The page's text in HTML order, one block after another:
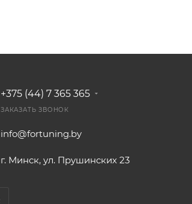
+375 (44) 7 365 365
ЗАКАЗАТЬ ЗВОНОК
info@fortuning.by
г. Минск, ул. Прушинских 23